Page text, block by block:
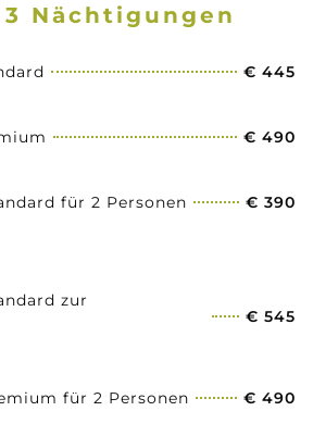
Nächtigungen
€ 445
€ 490
für 2 Personen € 390
zur
€ 545
für 2 Personen € 490